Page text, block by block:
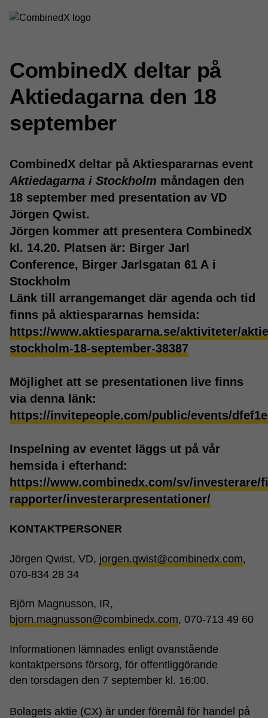
CombinedX deltar på
Aktiedagarna den 18
september
CombinedX deltar på Aktiespararnas event
Aktiedagarna i Stockholm måndagen den
18 september med presentation av VD
Jörgen Qwist.
Jörgen kommer att presentera CombinedX
kl. 14.20. Platsen är: Birger Jarl
Conference, Birger Jarlsgatan 61 A i
Stockholm
Länk till arrangemanget där agenda och tid
finns på aktiespararnas hemsida:
https://www.aktiespararna.se/aktiviteter/
stockholm-18-september-38387
Möjlighet att se presentationen live finns
via denna länk:
https://invitepeople.com/public/events/
Inspelning av eventet läggs ut på vår
hemsida i efterhand:
https://www.combinedx.com/sv/investerare/
rapporter/investerarpresentationer/
KONTAKTPERSONER
Jörgen Qwist, VD, jorgen.qwist@combinedx.com,
070-834 28 34
Björn Magnusson, IR,
bjorn.magnusson@combinedx.com, 070-713 49 60
Informationen lämnades enligt ovanstående
kontaktpersons försorg, för offentliggörande
den torsdagen den 7 september kl. 16:00.
Bolagets aktie (CX) är under föremål för handel på